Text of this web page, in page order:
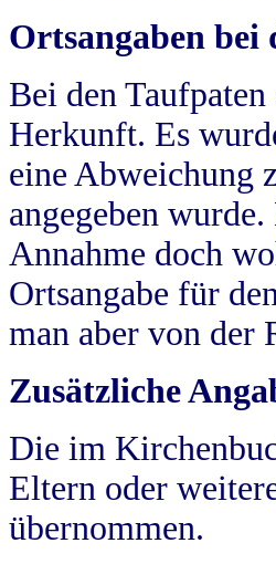
Ortsangaben bei
Bei den
Herkunft. Es
eine Abweichung
angegeben
Annahme doch
Ortsangabe für
man aber von der
Zusätzliche
Die im
Eltern oder
übernommen.